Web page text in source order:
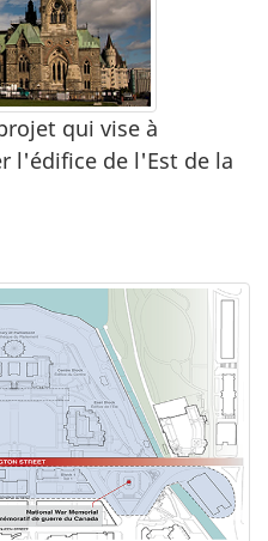
qui vise à
l'édifice de l'Est de la